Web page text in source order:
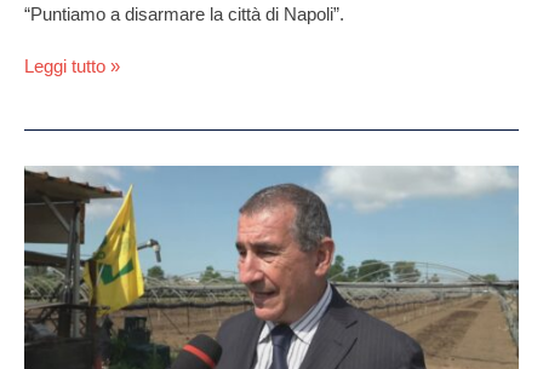
“Puntiamo a disarmare la città di Napoli”.
Leggi tutto »
Villa
Literno,
raccolta
straordinaria
dei
rifiuti
agricoli.